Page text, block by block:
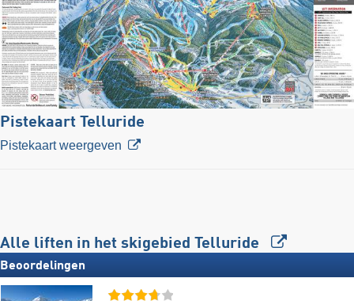
Pistekaart Telluride
Pistekaart weergeven
Alle liften in het skigebied Telluride
Beoordelingen